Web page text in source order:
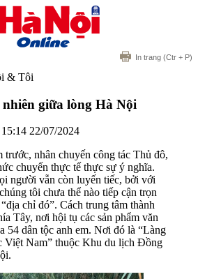
In trang (Ctr + P)
& Tôi
giữa lòng Hà Nội
15:14 22/07/2024
trước, nhân chuyến công tác Thủ đô,
chuyến thực tế thực sự ý nghĩa.
người vẫn còn luyến tiếc, bởi với
tôi chưa thể nào tiếp cận trọn
chỉ đó”. Cách trung tâm thành
Tây, nơi hội tụ các sản phẩm văn
54 dân tộc anh em. Nơi đó là “Làng
Việt Nam” thuộc Khu du lịch Đồng